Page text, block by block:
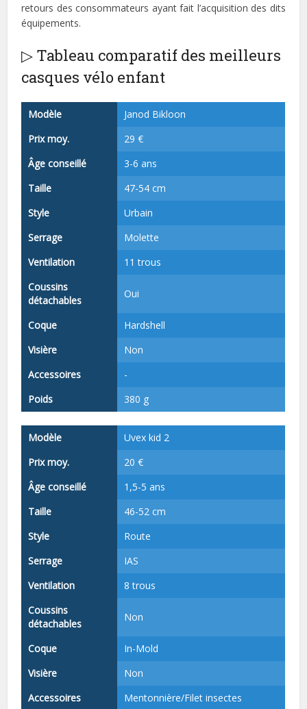
retours des consommateurs ayant fait l’acquisition des dits
équipements.
▷ Tableau comparatif des meilleurs
casques vélo enfant
Modèle
Janod Bikloon
Prix moy.
29 €
Âge conseillé
3-6 ans
Taille
47-54 cm
Style
Urbain
Serrage
Molette
Ventilation
11 trous
Coussins
détachables
Oui
Coque
Hardshell
Visière
Non
Accessoires
-
Poids
380 g
Modèle
Uvex kid 2
Prix moy.
20 €
Âge conseillé
1,5-5 ans
Taille
46-52 cm
Style
Route
Serrage
IAS
Ventilation
8 trous
Coussins
détachables
Non
Coque
In-Mold
Visière
Non
Accessoires
Mentonnière/Filet insectes